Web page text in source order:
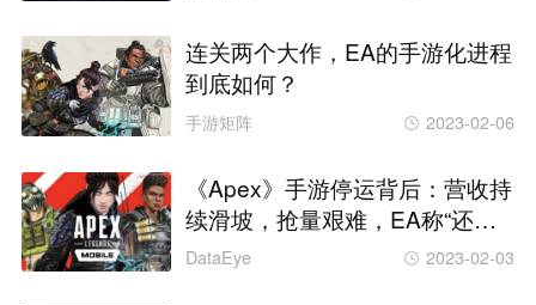
连关两个大作，EA的手游化进程
到底如何？
手游矩阵 2023-02-06
《Apex》手游停运背后：营收持
续滑坡，抢量艰难，EA称“还会
回来”
DataEye 2023-02-03